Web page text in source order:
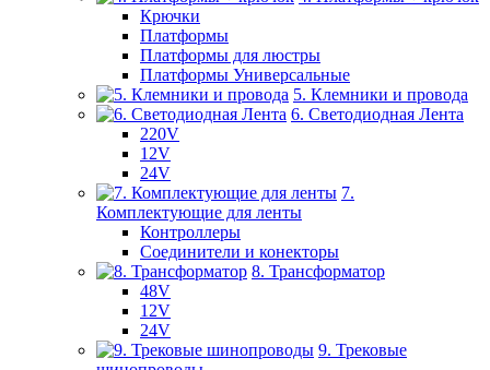
Крючки
Платформы
Платформы для люстры
Платформы Универсальные
5. Клемники и провода
6. Светодиодная Лента
220V
12V
24V
7.
Комплектующие для ленты
Контроллеры
Соединители и конекторы
8. Трансформатор
48V
12V
24V
9. Трековые